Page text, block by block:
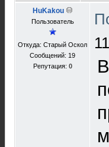
HuKakou
Пользователь
Откуда: Старый Оскол
Сообщений: 19
Репутация: 0